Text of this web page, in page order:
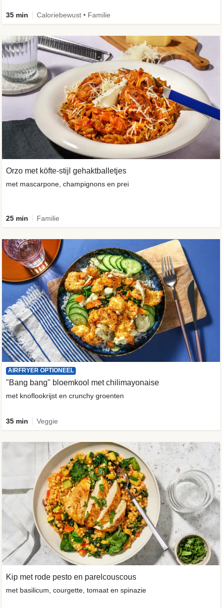
35 min Caloriebewust • Familie
Orzo met köfte-stijl gehaktballetjes
met mascarpone, champignons en prei
25 min Familie
AIRFRYER OPTIONEEL
"Bang bang" bloemkool met chilimayonaise
met knoflookrijst en crunchy groenten
35 min Veggie
Kip met rode pesto en parelcouscous
met basilicum, courgette, tomaat en spinazie